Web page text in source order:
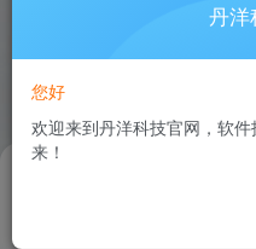
78
丹洋
您好
欢迎来到丹洋科技官网，软
来！